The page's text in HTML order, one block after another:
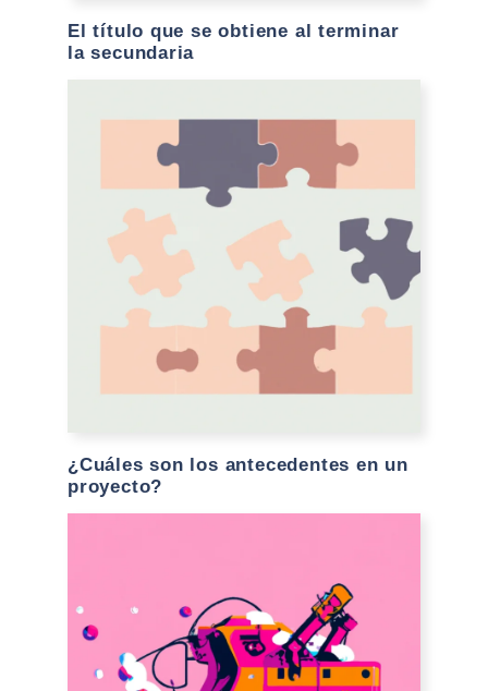
El título que se obtiene al terminar
la secundaria
¿Cuáles son los antecedentes en un
proyecto?